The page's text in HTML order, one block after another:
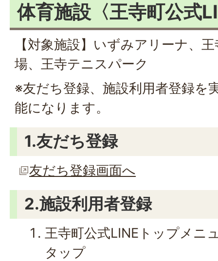
体育施設〈王寺町公式
【対象施設】いずみアリーナ、
場、王寺テニスパーク
※友だち登録、施設利用者登録を
能になります。
1.友だち登録
友だち登録画面へ
2.施設利用者登録
王寺町公式LINEトップメニ
タップ